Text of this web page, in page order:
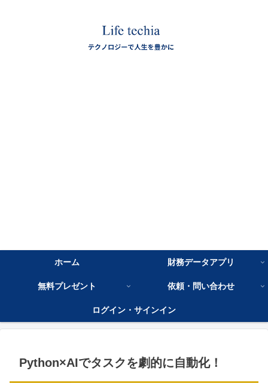
ホーム 財務データアプリ
無料プレゼント 依頼・問い合わせ
ログイン・サインイン
Python×AIでタスクを劇的に自動化！